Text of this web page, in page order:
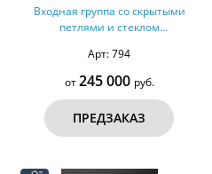
Входная группа со скрытыми
петлями и стеклом
Арт: 794
от245 000 руб.
ПРЕДЗАКАЗ